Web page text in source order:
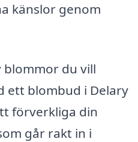
känslor genom
blommor du vill
ett blombud i Delary
förverkliga din
går rakt in i